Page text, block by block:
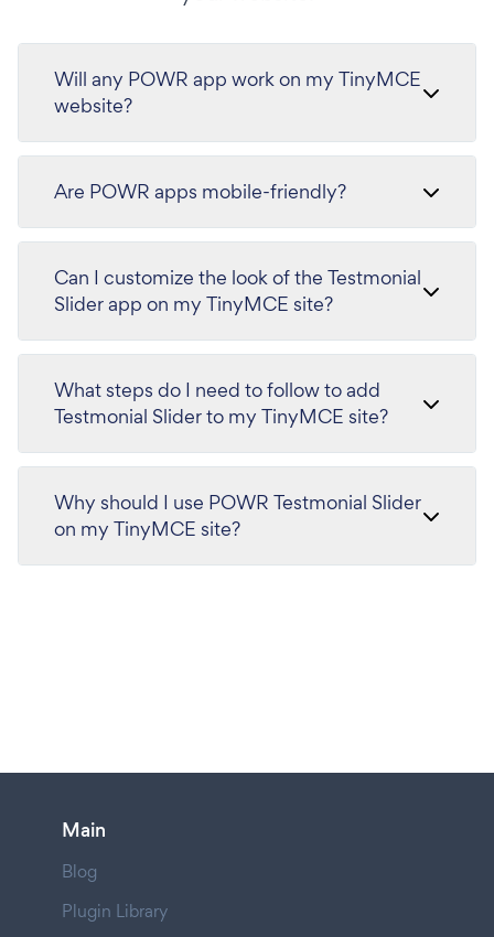
Will any POWR app work on my TinyMCE
website?
Are POWR apps mobile-friendly?
Can I customize the look of the Testmonial
Slider app on my TinyMCE site?
What steps do I need to follow to add
Testmonial Slider to my TinyMCE site?
Why should I use POWR Testmonial Slider
on my TinyMCE site?
Main
Blog
Plugin Library